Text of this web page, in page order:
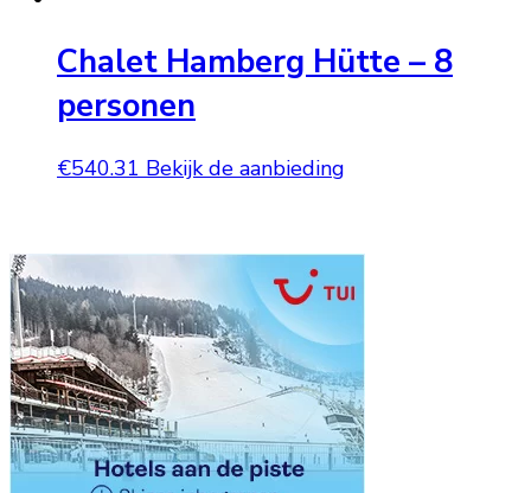
Chalet Hamberg Hütte – 8
personen
€540.31 Bekijk de aanbieding